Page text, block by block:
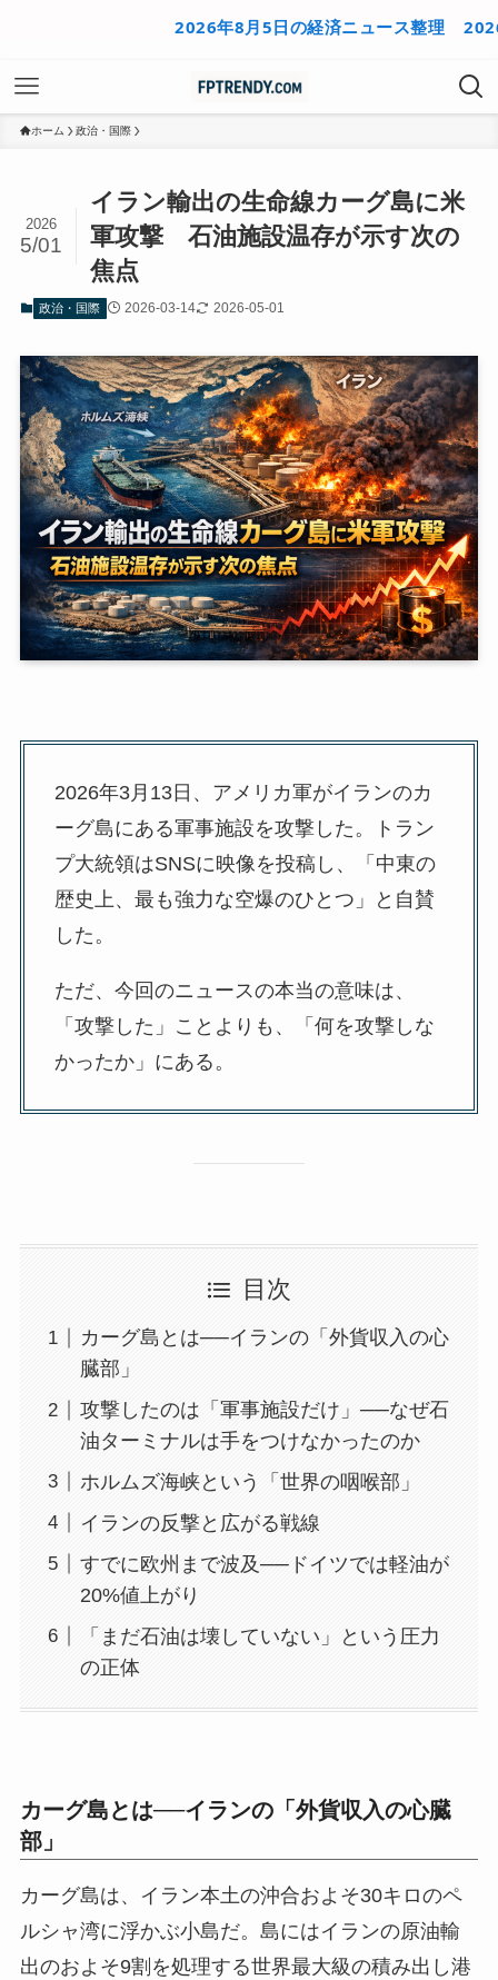
2026年8月5日の経済ニュース整理 2026年8月
ホーム 政治・国際
イラン輸出の生命線カーグ島に米
軍攻撃 石油施設温存が示す次の
焦点
2026
5/01
政治・国際 2026-03-14 2026-05-01
2026年3月13日、アメリカ軍がイランのカ
ーグ島にある軍事施設を攻撃した。トラン
プ大統領はSNSに映像を投稿し、「中東の
歴史上、最も強力な空爆のひとつ」と自賛
した。
ただ、今回のニュースの本当の意味は、
「攻撃した」ことよりも、「何を攻撃しな
かったか」にある。
目次
カーグ島とは──イランの「外貨収入の心
臓部」
攻撃したのは「軍事施設だけ」──なぜ石
油ターミナルは手をつけなかったのか
ホルムズ海峡という「世界の咽喉部」
イランの反撃と広がる戦線
すでに欧州まで波及──ドイツでは軽油が
20%値上がり
「まだ石油は壊していない」という圧力
の正体
カーグ島とは──イランの「外貨収入の心臓
部」
カーグ島は、イラン本土の沖合およそ30キロのペ
ルシャ湾に浮かぶ小島だ。島にはイランの原油輸
出のおよそ9割を処理する世界最大級の積み出し港